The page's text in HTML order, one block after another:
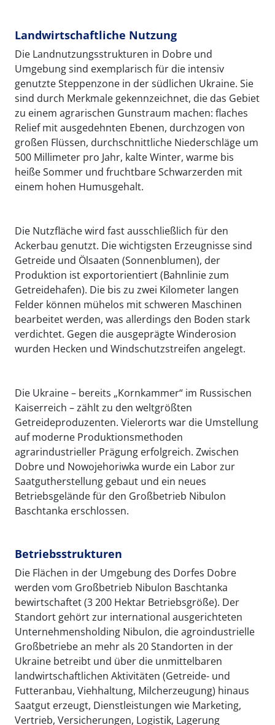
Landwirtschaftliche Nutzung
Die Landnutzungsstrukturen in Dobre und
Umgebung sind exemplarisch für die intensiv
genutzte Steppenzone in der südlichen Ukraine. Sie
sind durch Merkmale gekennzeichnet, die das Gebiet
zu einem agrarischen Gunstraum machen: flaches
Relief mit ausgedehnten Ebenen, durchzogen von
großen Flüssen, durchschnittliche Niederschläge um
500 Millimeter pro Jahr, kalte Winter, warme bis
heiße Sommer und fruchtbare Schwarzerden mit
einem hohen Humusgehalt.
Die Nutzfläche wird fast ausschließlich für den
Ackerbau genutzt. Die wichtigsten Erzeugnisse sind
Getreide und Ölsaaten (Sonnenblumen), der
Produktion ist exportorientiert (Bahnlinie zum
Getreidehafen). Die bis zu zwei Kilometer langen
Felder können mühelos mit schweren Maschinen
bearbeitet werden, was allerdings den Boden stark
verdichtet. Gegen die ausgeprägte Winderosion
wurden Hecken und Windschutzstreifen angelegt.
Die Ukraine – bereits „Kornkammer“ im Russischen
Kaiserreich – zählt zu den weltgrößten
Getreideproduzenten. Vielerorts war die Umstellung
auf moderne Produktionsmethoden
agrarindustrieller Prägung erfolgreich. Zwischen
Dobre und Nowojehoriwka wurde ein Labor zur
Saatgutherstellung gebaut und ein neues
Betriebsgelände für den Großbetrieb Nibulon
Baschtanka erschlossen.
Betriebsstrukturen
Die Flächen in der Umgebung des Dorfes Dobre
werden vom Großbetrieb Nibulon Baschtanka
bewirtschaftet (3 200 Hektar Betriebsgröße). Der
Standort gehört zur international ausgerichteten
Unternehmensholding Nibulon, die agroindustrielle
Großbetriebe an mehr als 20 Standorten in der
Ukraine betreibt und über die unmittelbaren
landwirtschaftlichen Aktivitäten (Getreide- und
Futteranbau, Viehhaltung, Milcherzeugung) hinaus
Saatgut erzeugt, Dienstleistungen wie Marketing,
Vertrieb, Versicherungen, Logistik, Lagerung